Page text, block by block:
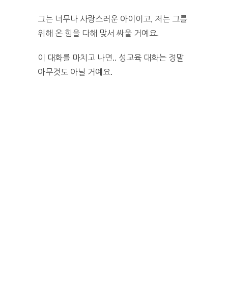
그는 너무나 사랑스러운 아이이고, 저는 그를
위해 온 힘을 다해 맞서 싸울 거예요.
이 대화를 마치고 나면.. 성교육 대화는 정말
아무것도 아닐 거예요.